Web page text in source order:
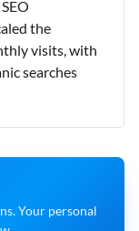
the
visits, with
searches
Your personal